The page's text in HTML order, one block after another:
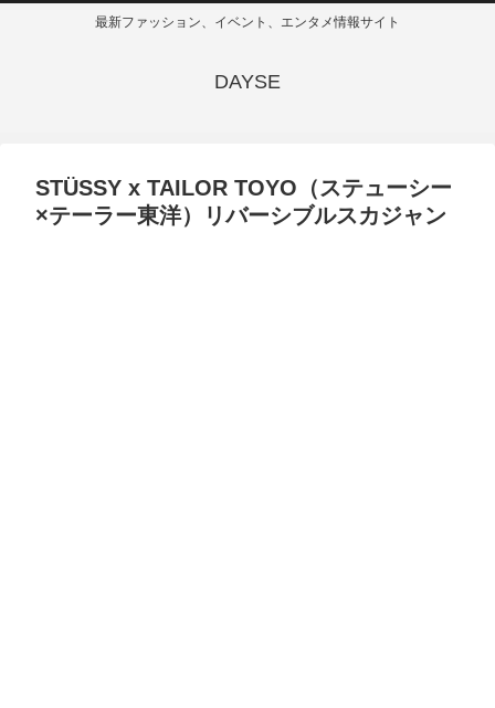
最新ファッション、イベント、エンタメ情報サイト
DAYSE
STÜSSY x TAILOR TOYO（ステューシー
×テーラー東洋）リバーシブルスカジャン